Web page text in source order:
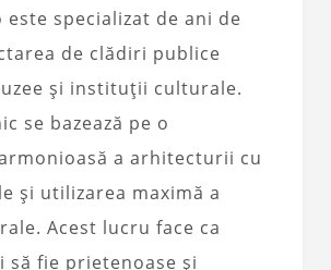
este specializat de ani de
de clădiri publice
și instituții culturale.
se bazează pe o
a arhitecturii cu
și utilizarea maximă a
Acest lucru face ca
să fie prietenoase și